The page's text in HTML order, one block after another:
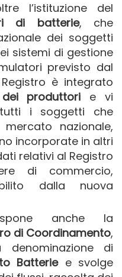
l’istituzione del
di batterie, che
dei soggetti
sistemi di gestione
previsto dal
è integrato
produttori e vi
i soggetti che
nazionale,
incorporate in altri
relativi al Registro
di commercio,
dalla nuova
anche la
di Coordinamento,
di
Batteriee svolge